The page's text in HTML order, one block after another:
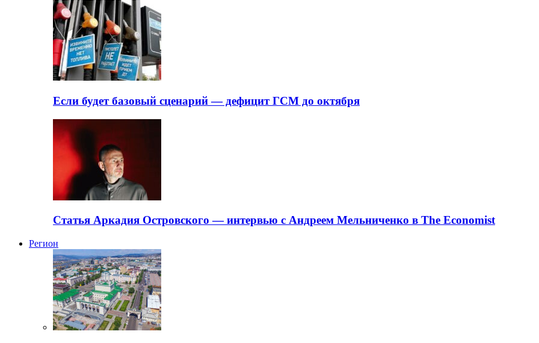
Если будет базовый сценарий — дефицит ГСМ до октября
Статья Аркадия Островского — интервью с Андреем Мельниченко в The Economist
Регион